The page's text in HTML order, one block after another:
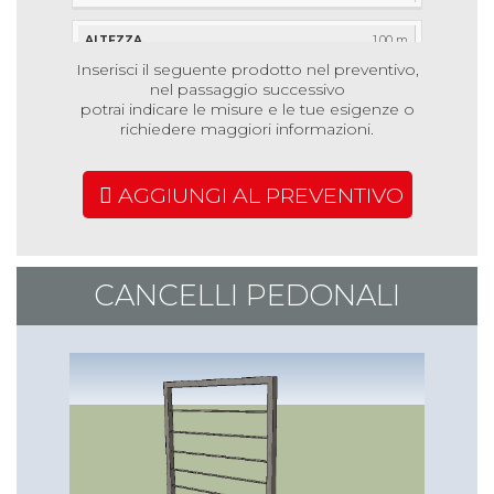
1,00 m
2,00 m
€ 51,83
€ 23,20
€ 32,26
€ 51,90
Inserisci il seguente prodotto nel preventivo,
nel passaggio successivo
potrai indicare le misure e le tue esigenze o
richiedere maggiori informazioni.
AGGIUNGI AL PREVENTIVO
CANCELLI PEDONALI